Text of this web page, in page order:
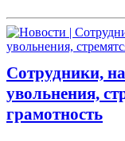
Сотрудники,
увольнения,
грамотность